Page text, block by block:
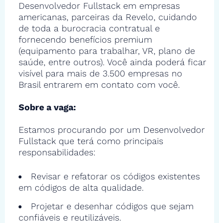
Desenvolvedor Fullstack em empresas
americanas, parceiras da Revelo, cuidando
de toda a burocracia contratual e
fornecendo benefícios premium
(equipamento para trabalhar, VR, plano de
saúde, entre outros). Você ainda poderá ficar
visível para mais de 3.500 empresas no
Brasil entrarem em contato com você.
Sobre a vaga:
Estamos procurando por um Desenvolvedor
Fullstack que terá como principais
responsabilidades:
Revisar e refatorar os códigos existentes
em códigos de alta qualidade.
Projetar e desenhar códigos que sejam
confiáveis e reutilizáveis.